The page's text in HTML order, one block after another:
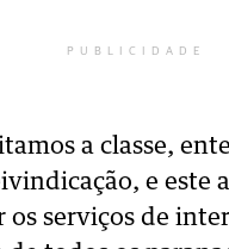
PUBLICIDADE
a classe,
e este
os serviços de